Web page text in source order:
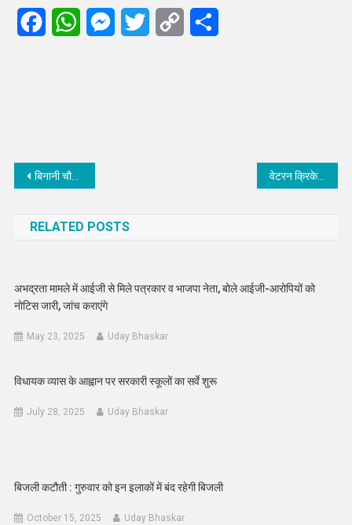
FacebookWhatsAppMessenger
Twitter
Copy
Post
बिनानी चौक के घर में पुलिस ने दबिश देखर 14 जुआरियों को पकड़ा वेटरन क्रिकेट एसोसिएशन का गठन, विनोद चांवरिया बने सचिव
RELATED POSTS
अभद्रता मामले में आईजी से मिले पत्रकार व भाजपा नेता, बोले आईजी-आरोपियों को
नोटिस जारी, जांच कराएंगे
May 23, 2025 Uday Bhaskar
विधायक व्यास के आह्वान पर सरकारी स्कूलों का सर्वे शुरू
July 28, 2025 Uday Bhaskar
बिजली कटौती : गुरुवार को इन इलाकों में बंद रहेगी बिजली
October 15, 2025 Uday Bhaskar